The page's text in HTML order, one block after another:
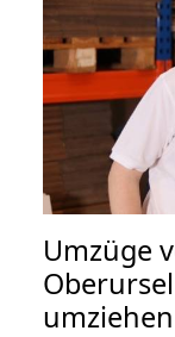
Umzüge
umziehen